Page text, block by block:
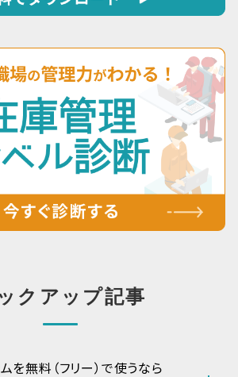
クアップ記事
を無料（フリー）で使うなら